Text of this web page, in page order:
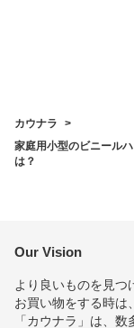
カウナラ
家庭用小型のビニール
は？
Our Vision
より良いものを見つ
お買い物をする時は
「カウナラ」は、